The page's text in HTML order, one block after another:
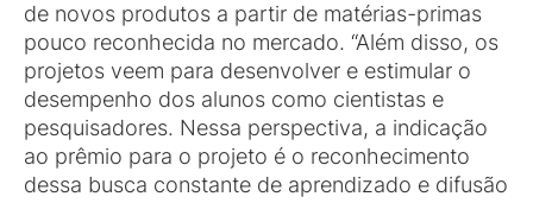
de novos produtos a partir de matérias-primas
pouco reconhecida no mercado. “Além disso, os
projetos veem para desenvolver e estimular o
desempenho dos alunos como cientistas e
pesquisadores. Nessa perspectiva, a indicação
ao prêmio para o projeto é o reconhecimento
dessa busca constante de aprendizado e difusão